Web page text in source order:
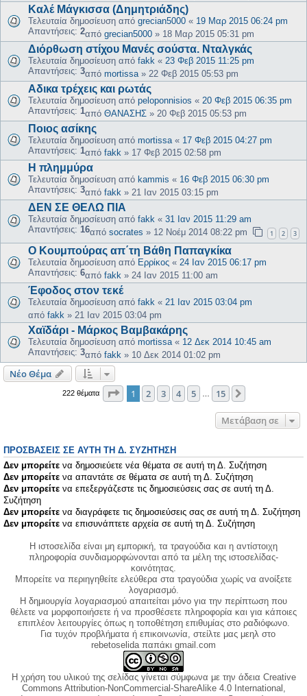
Καλέ Μάγκισσα (Δημητριάδης)
Τελευταία δημοσίευση από grecian5000 « 19 Μαρ 2015 06:24 pm
Απαντήσεις: 2από grecian5000 » 18 Μαρ 2015 05:31 pm
Διόρθωση στίχου Μανές σούστα. Νταλγκάς
Τελευταία δημοσίευση από fakk « 23 Φεβ 2015 11:25 pm
Απαντήσεις: 3από mortissa » 22 Φεβ 2015 05:53 pm
Αδικα τρέχεις και ρωτάς
Τελευταία δημοσίευση από peloponnisios « 20 Φεβ 2015 06:35 pm
Απαντήσεις: 1από ΘΑΝΑΣΗΣ » 20 Φεβ 2015 05:53 pm
Ποιος ασίκης
Τελευταία δημοσίευση από mortissa « 17 Φεβ 2015 04:27 pm
Απαντήσεις: 1από fakk » 17 Φεβ 2015 02:58 pm
Η πλημμύρα
Τελευταία δημοσίευση από kammis « 16 Φεβ 2015 06:30 pm
Απαντήσεις: 3από fakk » 21 Ιαν 2015 03:15 pm
ΔΕΝ ΣΕ ΘΕΛΩ ΠΙΑ
Τελευταία δημοσίευση από fakk « 31 Ιαν 2015 11:29 am
Απαντήσεις: 16από socrates » 12 Νοέμ 2014 08:22 pm 1 2 3
Ο Κουμπούρας απ΄τη Βάθη Παπαγκίκα
Τελευταία δημοσίευση από Ερρίκος « 24 Ιαν 2015 06:17 pm
Απαντήσεις: 6από fakk » 24 Ιαν 2015 11:00 am
Έφοδος στον τεκέ
Τελευταία δημοσίευση από fakk « 21 Ιαν 2015 03:04 pm
από fakk » 21 Ιαν 2015 03:04 pm
Χαϊδάρι - Μάρκος Βαμβακάρης
Τελευταία δημοσίευση από mortissa« 12 Δεκ 2014 10:45 am
Απαντήσεις: 3από fakk » 10 Δεκ 2014 01:02 pm
Νέο Θέμα
222 θέματα Σελίδα από15
1 2 3 4 5 15
Μετάβαση σε
ΠΡΟΣΒΆΣΕΙΣ ΣΕ ΑΥΤΉ ΤΗ Δ. ΣΥΖΉΤΗΣΗ
Δεν μπορείτε να δημοσιεύετε νέα θέματα σε αυτή τη Δ. Συζήτηση
Δεν μπορείτε να απαντάτε σε θέματα σε αυτή τη Δ. Συζήτηση
Δεν μπορείτε να επεξεργάζεστε τις δημοσιεύσεις σας σε αυτή τη Δ.
Συζήτηση
Δεν μπορείτε να διαγράφετε τις δημοσιεύσεις σας σε αυτή τη Δ. Συζήτηση
Δεν μπορείτε να επισυνάπτετε αρχεία σε αυτή τη Δ. Συζήτηση
Η ιστοσελίδα είναι μη εμπορική, τα τραγούδια και η αντίστοιχη
πληροφορία συνδιαμορφώνονται από τα μέλη της ιστοσελίδας-
κοινότητας.
Μπορείτε να περιηγηθείτε ελεύθερα στα τραγούδια χωρίς να ανοίξετε
λογαριασμό.
Η δημιουργία λογαριασμού απαιτείται μόνο για την περίπτωση που
θέλετε να μορφοποιήσετε ή να προσθέσετε πληροφορία και για κάποιες
επιπλέον λειτουργίες όπως η τοποθέτηση επιθυμίας στο ραδιόφωνο.
Για τυχόν προβλήματα ή επικοινωνία, στείλτε μας μεηλ στο
rebetoselida παπάκι gmail.com
Η χρήση του υλικού της σελίδας γίνεται σύμφωνα με την άδεια Creative
Commons Attribution-NonCommercial-ShareAlike 4.0 International,